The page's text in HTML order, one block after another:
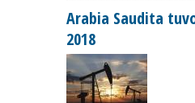
Arabia Saudita
2018